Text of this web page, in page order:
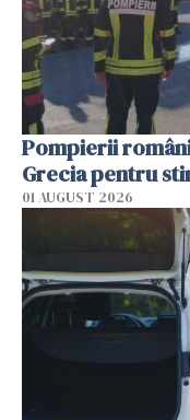
Pompierii
Grecia pentru
01 AUGUST 2026